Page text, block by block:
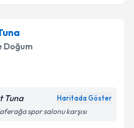
Gönder
randevu takvimi talebi
randevu almanız için bir
ile bilgilendireceğiz.
Doğum
Tuna Haritada Göster
spor salonu karşısı